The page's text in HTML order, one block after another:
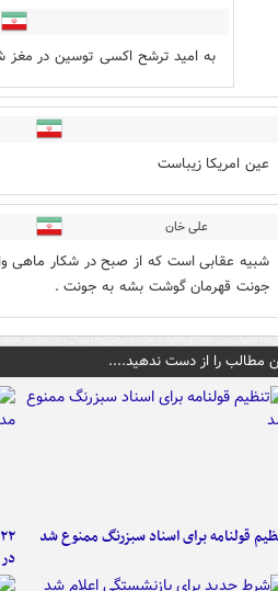
به امید ترشح اکسی توسین در مغز
عین امریکا زیباست
علی خان
شبیه عقابی است که از صبح در شکار
جونت قهرمان گوشت بشه به جونت .
مطالب را از دست ندهید....
قولنامه برای اسناد سبزرنگ ممنوع شد